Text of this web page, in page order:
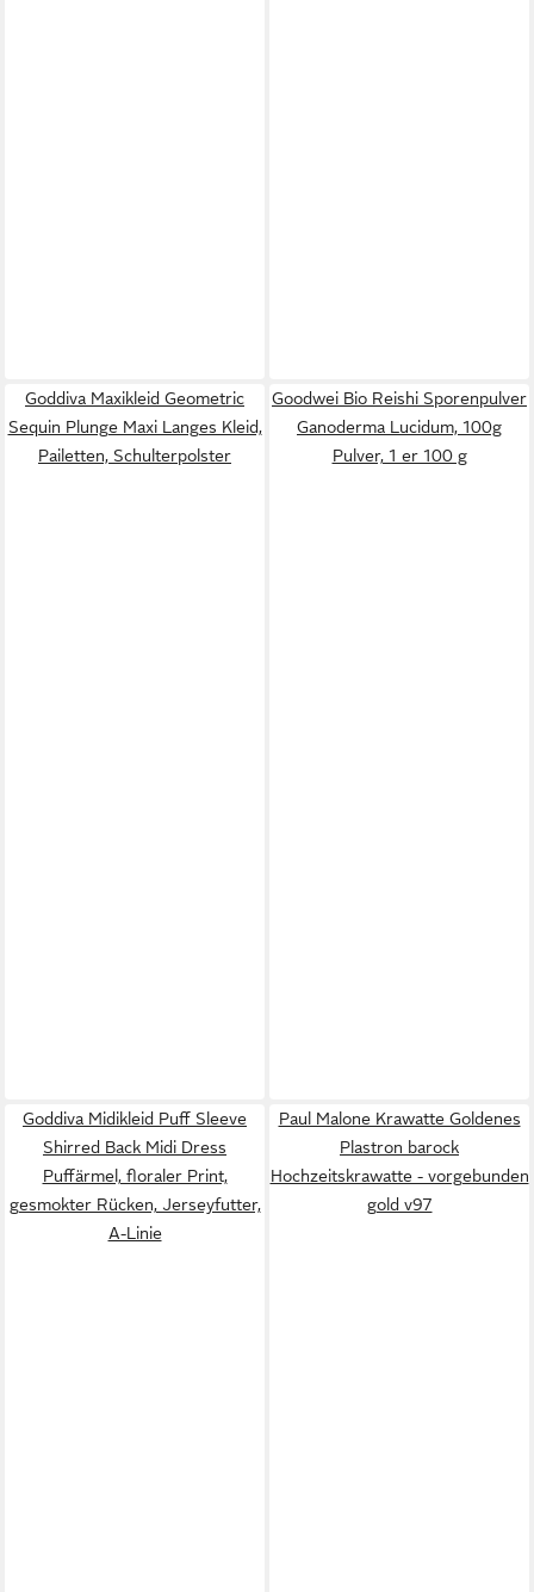
Goddiva Maxikleid Geometric
Sequin Plunge Maxi Langes Kleid,
Pailetten, Schulterpolster
Goodwei Bio Reishi Sporenpulver
Ganoderma Lucidum, 100g
Pulver, 1 er 100 g
Goddiva Midikleid Puff Sleeve
Shirred Back Midi Dress
Puffärmel, floraler Print,
gesmokter Rücken, Jerseyfutter,
A-Linie
Paul Malone Krawatte Goldenes
Plastron barock
Hochzeitskrawatte - vorgebunden
gold v97